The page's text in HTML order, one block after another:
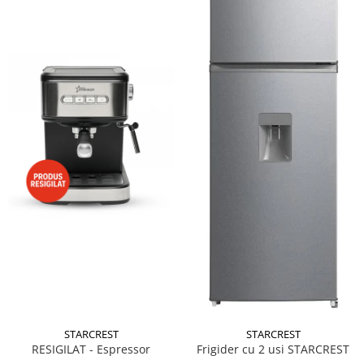
STARCREST
RESIGILAT - Espressor
STARCREST
Frigider cu 2 usi STARCREST